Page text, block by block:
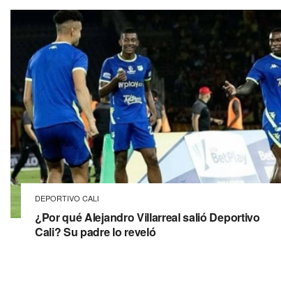
DEPORTIVO CALI
¿Por qué Alejandro Villarreal salió Deportivo
Cali? Su padre lo reveló